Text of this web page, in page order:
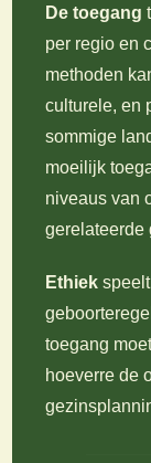
De toegang
per regio en
methoden
culturele, en
sommige
moeilijk
niveaus van
gerelateerde
Ethiek
toegang
hoeverre de